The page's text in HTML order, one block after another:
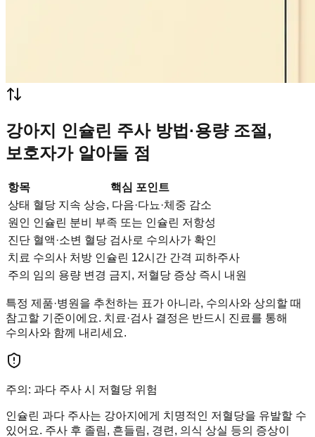
강아지 인슐린 주사 방법·용량 조절,
보호자가 알아둘 점
항목
핵심 포인트
상태 혈당 지속 상승, 다음·다뇨·체중 감소
원인 인슐린 분비 부족 또는 인슐린 저항성
진단 혈액·소변 혈당 검사로 수의사가 확인
치료 수의사 처방 인슐린 12시간 간격 피하주사
주의 임의 용량 변경 금지, 저혈당 증상 즉시 내원
특정 제품·병원을 추천하는 표가 아니라, 수의사와 상의할 때
참고할 기준이에요. 치료·검사 결정은 반드시 진료를 통해
수의사와 함께 내리세요.
주의: 과다 주사 시 저혈당 위험
인슐린 과다 주사는 강아지에게 치명적인 저혈당을 유발할 수
있어요. 주사 후 졸림, 흔들림, 경련, 의식 상실 등의 증상이